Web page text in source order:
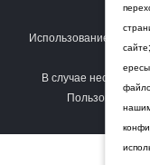
©
Использование сайта
В случае
Пользователь